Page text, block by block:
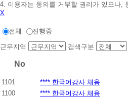
입
력
시
빠
내
에
4. 이용자는 동의를 거부할 권리가 있으나,
X
전체 진행중
근무지역 검색구분
No
1101 **** 한국어강사 채용
1100
**** 한국어강사 채용